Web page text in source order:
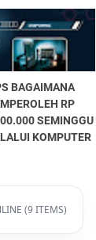
BAGAIMANA
RP
SEMINGGU
KOMPUTER
(9 ITEMS)